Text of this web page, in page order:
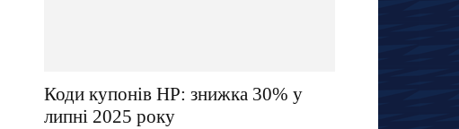
Коди купонів HP: знижка 30% у
липні 2025 року